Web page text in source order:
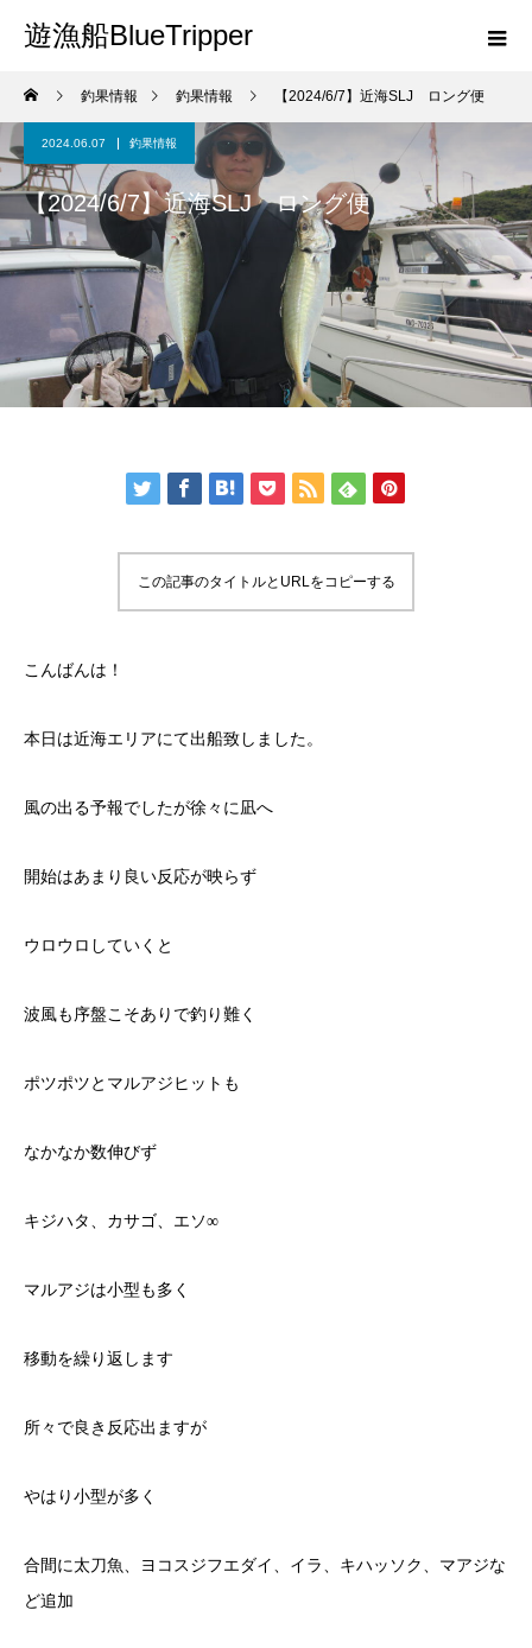
遊漁船BlueTripper
釣果情報 釣果情報 【2024/6/7】近海SLJ ロング便
2024.06.07 釣果情報
【2024/6/7】近海SLJ ロング便
この記事のタイトルとURLをコピーする
こんばんは！
本日は近海エリアにて出船致しました。
風の出る予報でしたが徐々に凪へ
開始はあまり良い反応が映らず
ウロウロしていくと
波風も序盤こそありで釣り難く
ポツポツとマルアジヒットも
なかなか数伸びず
キジハタ、カサゴ、エソ∞
マルアジは小型も多く
移動を繰り返します
所々で良き反応出ますが
やはり小型が多く
合間に太刀魚、ヨコスジフエダイ、イラ、キハッソク、マアジな
ど追加